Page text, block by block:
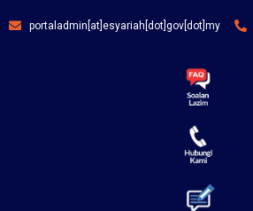
portaladmin[at]esyariah[dot]gov[dot]my